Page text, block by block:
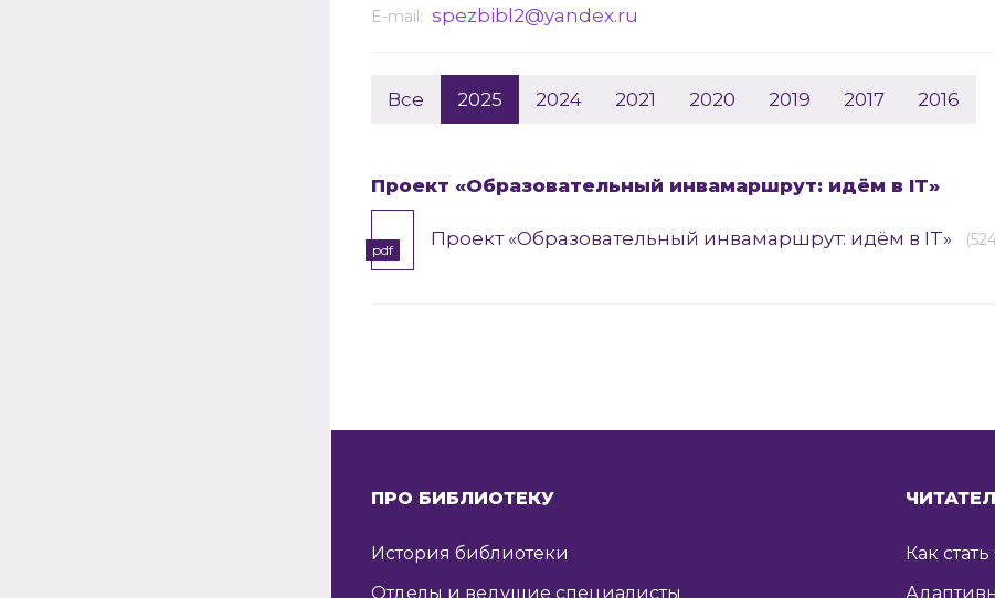
E-mail: spezbibl2@yandex.ru
Все 2025 2024 2021 2020 2019 2017 2016
Проект «Образовательный инвамаршрут: идём в IT»
pdf
Проект «Образовательный инвамаршрут: идём в IT»
ПРО БИБЛИОТЕКУ
История библиотеки
Отделы и ведущие специалисты
Как